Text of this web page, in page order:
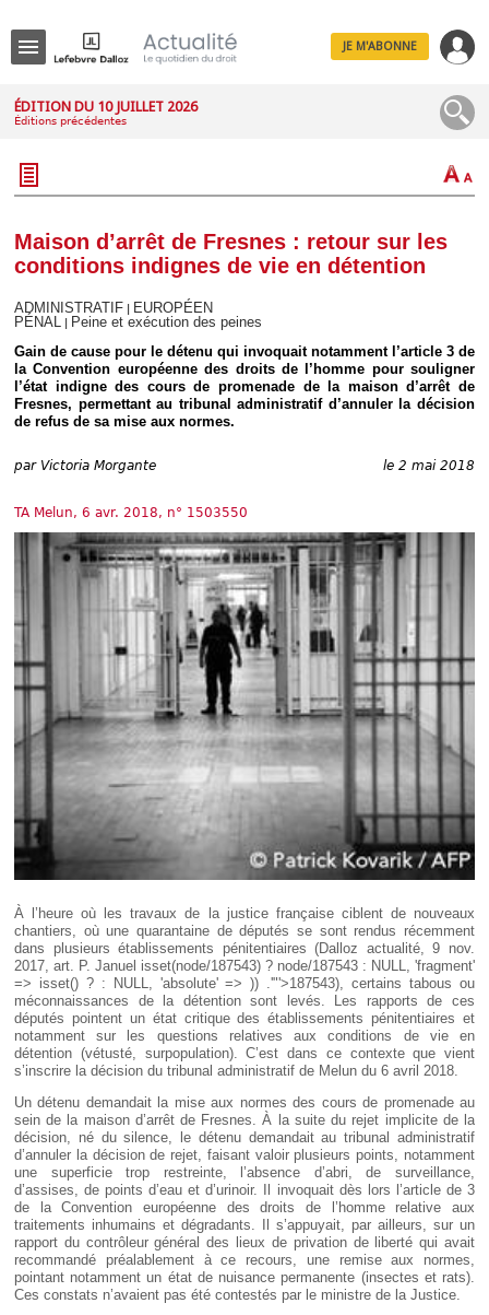
JE M'ABONNE
ÉDITION DU 10 JUILLET 2026
Éditions précédentes
Maison d’arrêt de Fresnes : retour sur les
conditions indignes de vie en détention
ADMINISTRATIF
EUROPÉEN
PÉNAL
Peine et exécution des peines
Gain de cause pour le détenu qui invoquait notamment l’article 3 de
la Convention européenne des droits de l’homme pour souligner
l’état indigne des cours de promenade de la maison d’arrêt de
Fresnes, permettant au tribunal administratif d’annuler la décision
de refus de sa mise aux normes.
par Victoria Morgante le 2 mai 2018
TA Melun, 6 avr. 2018, n° 1503550
À l’heure où les travaux de la justice française ciblent de nouveaux
chantiers, où une quarantaine de députés se sont rendus récemment
dans plusieurs établissements pénitentiaires (Dalloz actualité, 9 nov.
2017, art. P. Januel isset(node/187543) ? node/187543 : NULL, 'fragment'
=> isset() ? : NULL, 'absolute' => )) .'"'>187543), certains tabous ou
méconnaissances de la détention sont levés. Les rapports de ces
députés pointent un état critique des établissements pénitentiaires et
notamment sur les questions relatives aux conditions de vie en
détention (vétusté, surpopulation). C’est dans ce contexte que vient
s’inscrire la décision du tribunal administratif de Melun du 6 avril 2018.
Un détenu demandait la mise aux normes des cours de promenade au
sein de la maison d’arrêt de Fresnes. À la suite du rejet implicite de la
décision, né du silence, le détenu demandait au tribunal administratif
d’annuler la décision de rejet, faisant valoir plusieurs points, notamment
une superficie trop restreinte, l’absence d’abri, de surveillance,
d’assises, de points d’eau et d’urinoir. Il invoquait dès lors l’article de 3
de la Convention européenne des droits de l’homme relative aux
traitements inhumains et dégradants. Il s’appuyait, par ailleurs, sur un
rapport du contrôleur général des lieux de privation de liberté qui avait
recommandé préalablement à ce recours, une remise aux normes,
pointant notamment un état de nuisance permanente (insectes et rats).
Ces constats n’avaient pas été contestés par le ministre de la Justice.